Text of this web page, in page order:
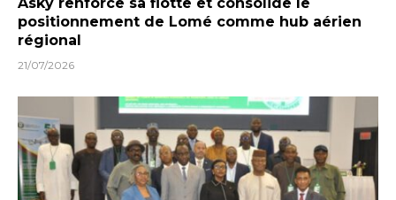
Asky renforce sa flotte et consolide le
positionnement de Lomé comme hub aérien
régional
21/07/2026